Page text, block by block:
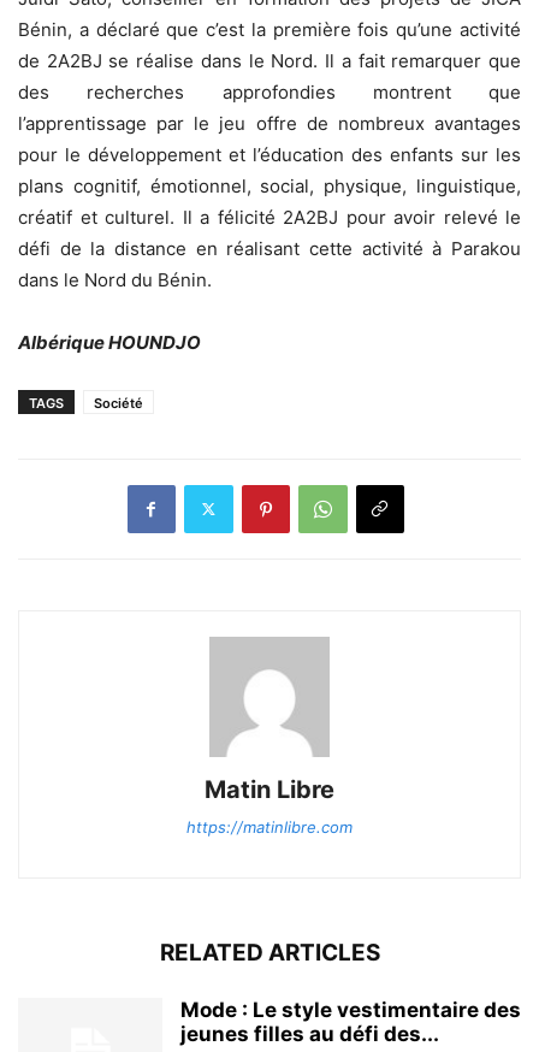
Bénin, a déclaré que c’est la première fois qu’une activité
de 2A2BJ se réalise dans le Nord. Il a fait remarquer que
des recherches approfondies montrent que
l’apprentissage par le jeu offre de nombreux avantages
pour le développement et l’éducation des enfants sur les
plans cognitif, émotionnel, social, physique, linguistique,
créatif et culturel. Il a félicité 2A2BJ pour avoir relevé le
défi de la distance en réalisant cette activité à Parakou
dans le Nord du Bénin.
Albérique HOUNDJO
TAGS Société
Matin Libre
https://matinlibre.com
RELATED ARTICLES
Mode : Le style vestimentaire des
jeunes filles au défi des...